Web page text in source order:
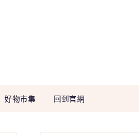
好物市集 回到官網